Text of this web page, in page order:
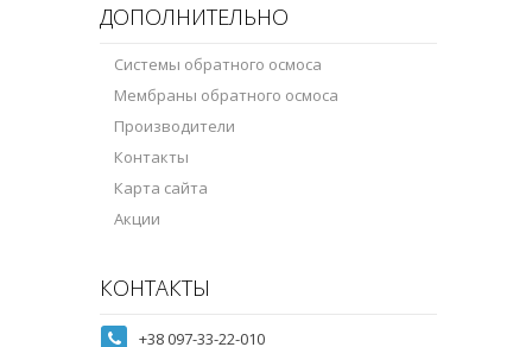
ДОПОЛНИТЕЛЬНО
Системы обратного осмоса
Мембраны обратного осмоса
Производители
Контакты
Карта сайта
Акции
КОНТАКТЫ
+38 097-33-22-010